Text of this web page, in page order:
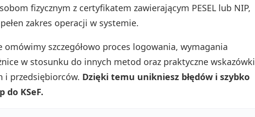
fizycznym z certyfikatem zawierającym PESEL lub NIP,
zakres operacji w systemie.
szczegółowo proces logowania, wymagania
w stosunku do innych metod oraz praktyczne wskazówki
i przedsiębiorców. Dzięki temu unikniesz błędów i szybko
do KSeF.